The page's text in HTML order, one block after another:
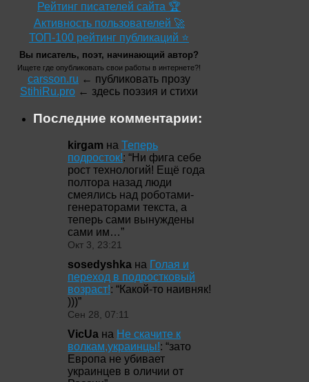
Рейтинг писателей сайта 🏆
Активность пользователей 🚀
ТОП-100 рейтинг публикаций ⭐
Вы писатель, поэт, начинающий автор?
Ищете где опубликовать свои работы в интернете?!
carsson.ru ← публиковать прозу
StihiRu.pro ← здесь поэзия и стихи
Последние комментарии:
kirgam на Теперь
подросток!: “Ни фига себе
рост технологий! Ещё года
полтора назад люди
смеялись над роботами-
генераторами текста, а
теперь сами вынуждены
сами им…”
Окт 3, 23:21
sosedyshka на Голая и
переход в подростковый
возраст!: “Какой-то наивняк!
)))”
Сен 28, 07:11
VicUa на Не скачите к
волкам,украинцы!: “зато
Европа не убивает
украинцев в оличии от